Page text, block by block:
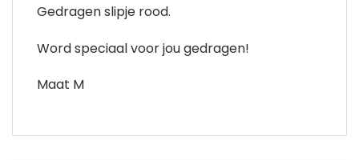
Gedragen slipje rood.
Word speciaal voor jou gedragen!
Maat M